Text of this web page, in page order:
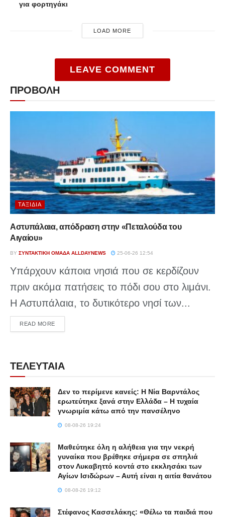
για φορτηγάκι
LOAD MORE
LEAVE COMMENT
ΠΡΟΒΟΛΗ
ΤΑΞΊΔΙΑ
Αστυπάλαια, απόδραση στην «Πεταλούδα του
Αιγαίου»
BY ΣΥΝΤΑΚΤΙΚΉ ΟΜΆΔΑ ALLDAYNEWS 25-06-26 12:54
Υπάρχουν κάποια νησιά που σε κερδίζουν
πριν ακόμα πατήσεις το πόδι σου στο λιμάνι.
Η Αστυπάλαια, το δυτικότερο νησί των...
READ MOREDETAILS
ΤΕΛΕΥΤΑΙΑ
Δεν το περίμενε κανείς: Η Νία Βαρντάλος
ερωτεύτηκε ξανά στην Ελλάδα – Η τυχαία
γνωριμία κάτω από την πανσέληνο
08-08-26 19:24
Μαθεύτηκε όλη η αλήθεια για την νεκρή
γυναίκα που βρέθηκε σήμερα σε σπηλιά
στον Λυκαβηττό κοντά στο εκκλησάκι των
Αγίων Ισιδώρων – Αυτή είναι η αιτία θανάτου
08-08-26 19:12
Στέφανος Κασσελάκης: «Θέλω τα παιδιά που